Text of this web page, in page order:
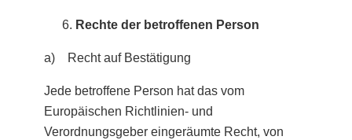
Rechte der betroffenen Person
a) Recht auf Bestätigung
Jede betroffene Person hat das vom
Europäischen Richtlinien- und
Verordnungsgeber eingeräumte Recht, von